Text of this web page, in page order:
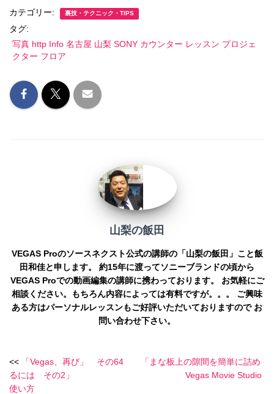
c
b
o
k
tt
e
ss
n
ail
Li
カテゴリー: 裏技・テクニック・TIPS
タグ:
写真 http Info 名古屋 山梨 SONY カウンター レッスン プロジェ
クター フロア
山梨の飯田
VEGAS Proのソースネクスト公式の講師の「山梨の飯田」こと飯
田和佳と申します。 約15年に渡ってソニーブランドの頃から
VEGAS Proでの動画編集の講師に携わっております。 お気軽にご
相談ください。もちろん内容によっては有料ですが。。。 ご興味
ある方はパーソナルレッスンもご好評いただいておりますので お
問い合わせ下さい。
<<
「Vegas、再び」 その64 「まな板上の隙間を簡単に詰め
るには その2」 Vegas Movie Studio
使い方